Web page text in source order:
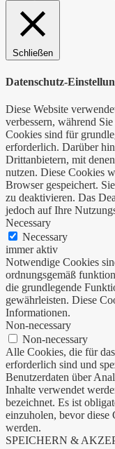
Schließen
Datenschutz-
Diese Website
verbessern, während
Cookies sind für
erforderlich. Darüber
Drittanbietern, mit
nutzen. Diese Cookies
Browser gespeichert.
zu deaktivieren. Das
jedoch auf Ihre
Necessary
Necessary
immer aktiv
Notwendige Cookies
ordnungsgemäß
die grundlegende
gewährleisten. Diese
Informationen.
Non-necessary
Non-necessary
Alle Cookies, die für
erforderlich sind und
Benutzerdaten über
Inhalte verwendet
bezeichnet. Es ist
einzuholen, bevor diese
werden.
SPEICHERN &